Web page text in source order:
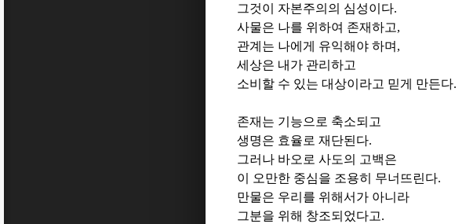
그것이 자본주의의 심성이다.
사물은 나를 위하여 존재하고,
관계는 나에게 유익해야 하며 ,
세상은 내가 관리하고
소비할 수 있는 대상이라고 믿게 만든다.
존재는 기능으로 축소되고
생명은 효율로 재단된다.
그러나 바오로 사도의 고백은
이 오만한 중심을 조용히 무너뜨린다.
만물은 우리를 위해서가 아니라
그분을 위해 창조되었다고.